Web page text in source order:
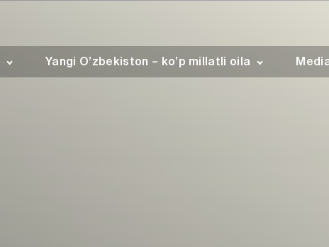
Yangi O’zbekiston – ko’p millatli oila